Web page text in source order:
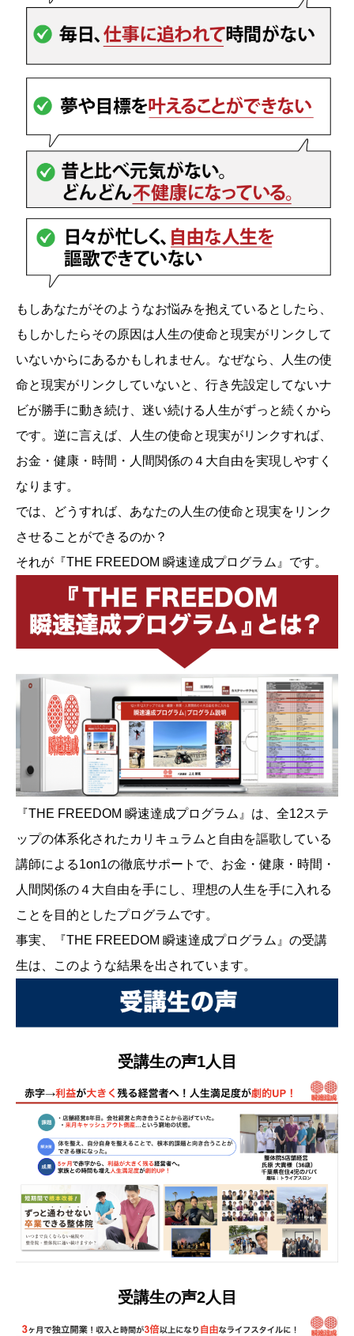
もしあなたがそのようなお悩みを抱えているとしたら、
もしかしたらその原因は人生の使命と現実がリンクして
いないからにあるかもしれません。なぜなら、人生の使
命と現実がリンクしていないと、行き先設定してないナ
ビが勝手に動き続け、迷い続ける人生がずっと続くから
です。逆に言えば、人生の使命と現実がリンクすれば、
お金・健康・時間・人間関係の４大自由を実現しやすく
なります。
では、どうすれば、あなたの人生の使命と現実をリンク
させることができるのか？
それが『THE FREEDOM 瞬速達成プログラム』です。
『THE FREEDOM 瞬速達成プログラム』は、全12ステ
ップの体系化されたカリキュラムと自由を謳歌している
講師による1on1の徹底サポートで、お金・健康・時間・
人間関係の４大自由を手にし、理想の人生を手に入れる
ことを目的としたプログラムです。
事実、『THE FREEDOM 瞬速達成プログラム』の受講
生は、このような結果を出されています。
受講生の声1人目
受講生の声2人目